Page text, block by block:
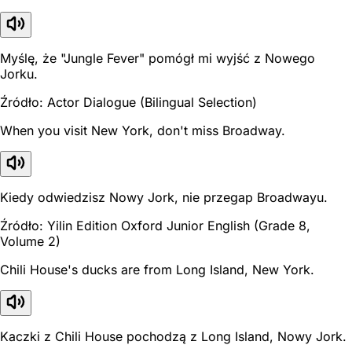
Myślę, że "Jungle Fever" pomógł mi wyjść z Nowego
Jorku.
Źródło: Actor Dialogue (Bilingual Selection)
When you visit New York, don't miss Broadway.
Kiedy odwiedzisz Nowy Jork, nie przegap Broadwayu.
Źródło: Yilin Edition Oxford Junior English (Grade 8,
Volume 2)
Chili House's ducks are from Long Island, New York.
Kaczki z Chili House pochodzą z Long Island, Nowy Jork.